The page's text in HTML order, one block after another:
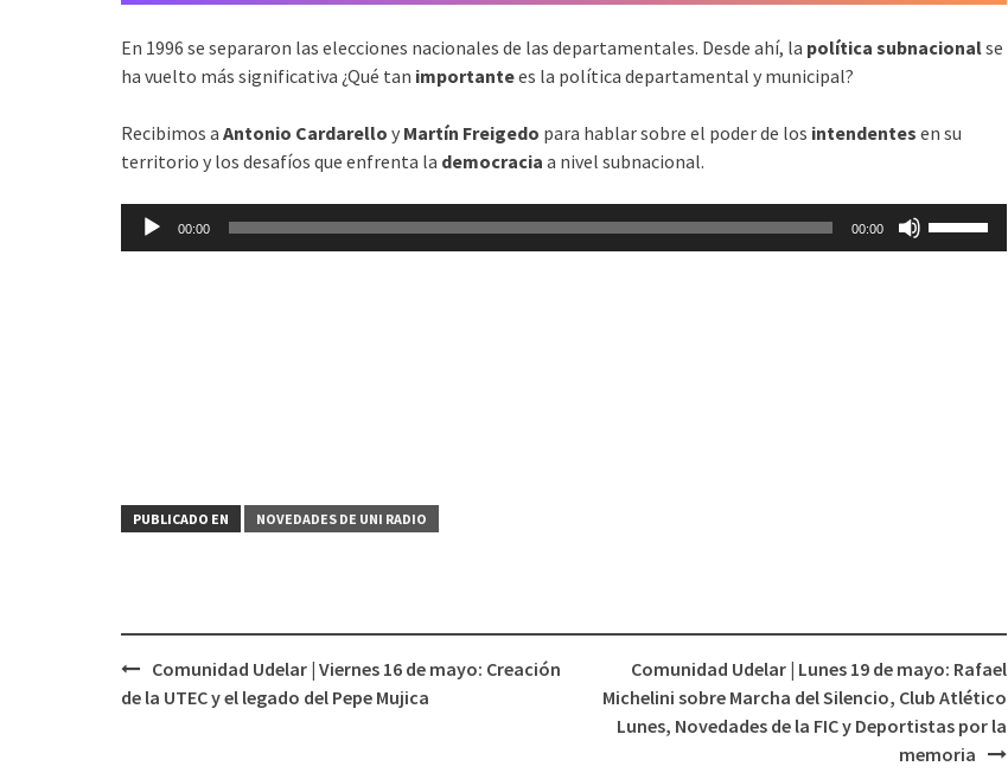
En 1996 se separaron las elecciones nacionales de las departamentales. Desde ahí, la política subnacionalse
ha vuelto más significativa ¿Qué tan importantees la política departamental y municipal?
Recibimos a Antonio Cardarello y Martín Freigedo para hablar sobre el poder de los intendentes en su
territorio y los desafíos que enfrenta la democracia a nivel subnacional.
Reproductor
00:00 00:00
PUBLICADO EN NOVEDADES DE UNI RADIO
Navegación
Comunidad Udelar | Viernes 16 de mayo: Creación
de la UTEC y el legado del Pepe Mujica
Comunidad Udelar | Lunes 19 de mayo: Rafael
Michelini sobre Marcha del Silencio, Club Atlético
Lunes, Novedades de la FIC y Deportistas por la
memoria